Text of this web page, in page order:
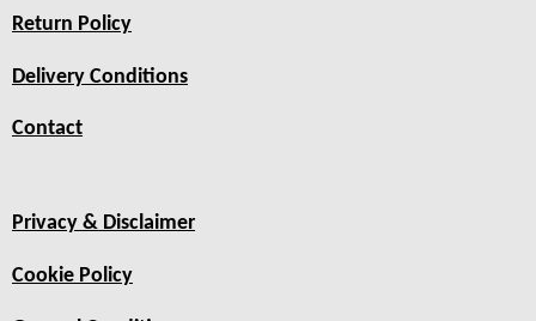
Return Policy
Delivery Conditions
Contact
Privacy & Disclaimer
Cookie Policy